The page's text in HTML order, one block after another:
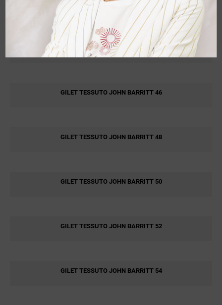
GILET TESSUTO FRED MELLO XXXL
GILET TESSUTO JOHN BARRITT
GILET TESSUTO JOHN BARRITT 46
GILET TESSUTO JOHN BARRITT 48
GILET TESSUTO JOHN BARRITT 50
GILET TESSUTO JOHN BARRITT 52
GILET TESSUTO JOHN BARRITT 54